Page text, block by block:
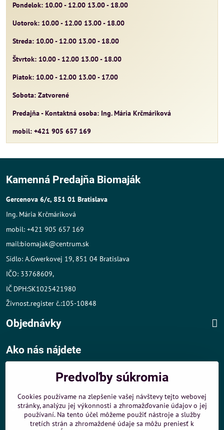
Pondelok: 10.00 - 12.00 13.00 - 18.00
Uotorok: 10.00 - 12.00 13.00 - 18.00
Streda: 10.00 - 12.00 13.00 - 18.00
Štvrtok: 10.00 - 12.00 13.00 - 18.00
Piatok: 10.00 - 12.00 13.00 - 17.00
Sobota: Zatvorené
Predajňa - Kontaktná osoba: Ing. Mária Krčmáriková
mobil: +421 905 657 169
Kamenná Predajňa Biomaják
Gercenova 6/c, 851 01 Bratislava
Ing. Mária Krčmáriková
mobil: +421 905 657 169
mail:biomajak@centrum.sk
Sídlo: A.Gwerkovej 19, 851 04 Bratislava
IČO: 33768609,
IČ DPH:SK1025421980
Živnost.register č.:105-10848
Objednávky
Ako nás nájdete
- v tesnej blízkosti diaľničného obchvatu
- dobré parkovacie možnosti 40 m od predajne
MHD:
- 200 m od zastávky MHD Záporožská - autobusy č. 80 a 88
Predvoľby súkromia
Cookies používame na zlepšenie vašej návštevy tejto webovej
stránky, analýzu jej výkonnosti a zhromažďovanie údajov o jej
používaní. Na tento účel môžeme použiť nástroje a služby
tretích strán a zhromaždené údaje sa môžu preniesť k